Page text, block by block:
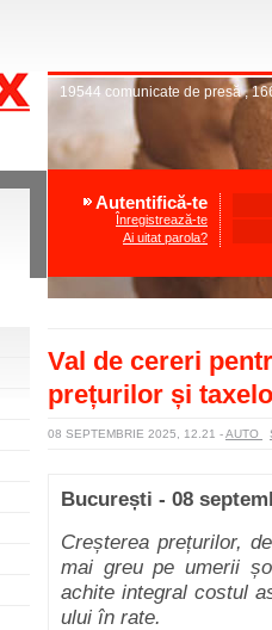
19544 comunicate de presă,
Autentifică-te
Înregistrează-te
Ai uitat parola?
Val de cereri
prețurilor și
08 SEPTEMBRIE 2025, 12.21 -AUTO
București - 08
Creșterea prețurilor,
mai greu pe umerii
achite integral costul
ului în rate.